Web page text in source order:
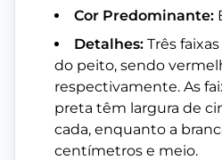
Cor Predominante:
Detalhes: Três
do peito, sendo
respectivamente. As
preta têm largura de
cada, enquanto a
centímetros e meio.